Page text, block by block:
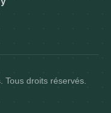
droits réservés.